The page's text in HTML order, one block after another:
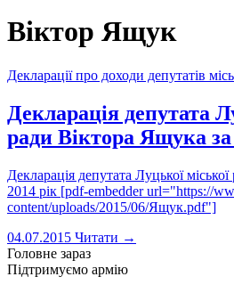
Віктор Ящук
Декларації про доходи депутатів
Декларація депутата
ради Віктора Ящука за
Декларація депутата Луцької
2014 рік [pdf-embedder url="https://
content/uploads/2015/06/Ящук.pdf"]
04.07.2015 Читати →
Головне зараз
Підтримуємо армію